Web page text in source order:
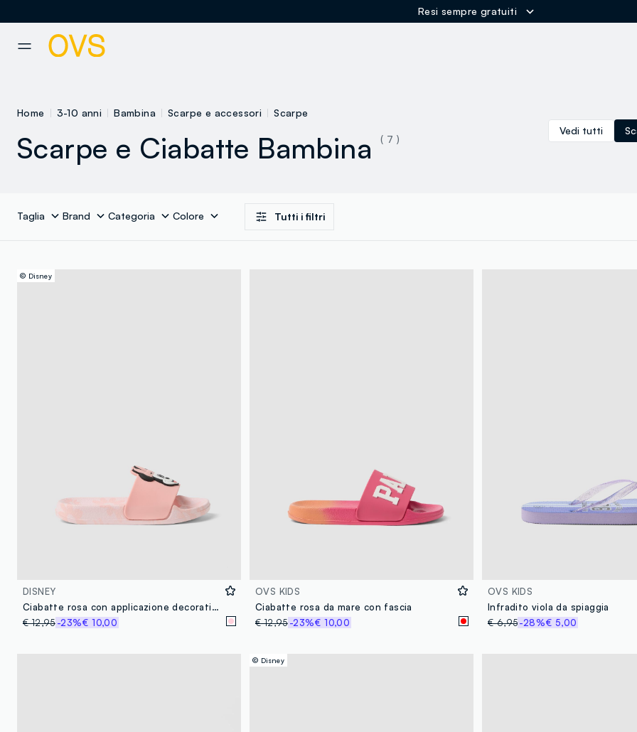
Resi sempre gratuiti
Home 3-10 anni Bambina Scarpe e accessori Scarpe
Scarpe e Ciabatte Bambina ( 7 )
Vedi tutti
Taglia Brand Categoria Colore Tutti i filtri
© Disney
DISNEY
Ciabatte rosa con applicazione decorativa
€ 12,95-23%€ 10,00
OVS KIDS
Ciabatte rosa da mare con fascia
€ 12,95-23%€ 10,00
OVS KIDS
Infradito viola da spiaggia
€ 6,95-28%€ 5,00
© Disney